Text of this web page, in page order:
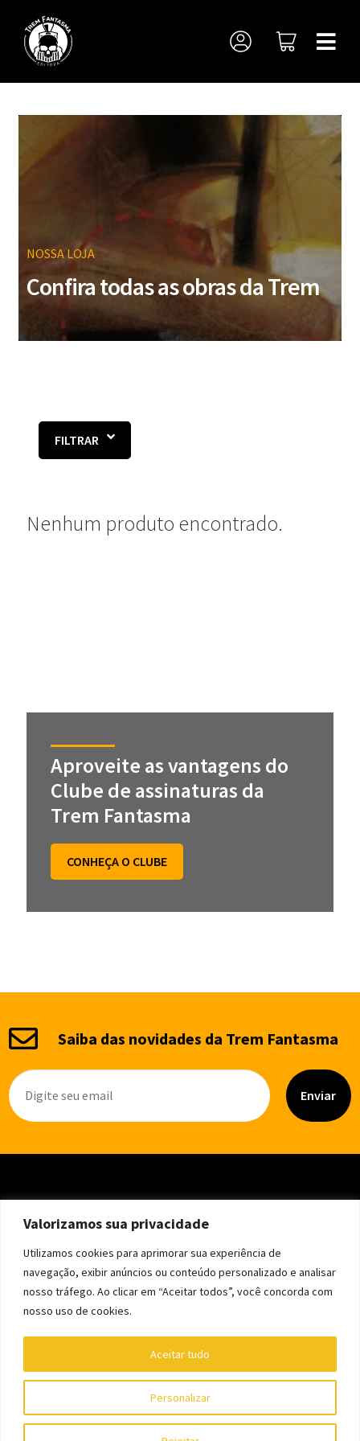
Valorizamos sua privacidade
Utilizamos cookies para aprimorar sua experiência de
navegação, exibir anúncios ou conteúdo personalizado e analisar
nosso tráfego. Ao clicar em “Aceitar todos”, você concorda com
nosso uso de cookies.
Personalizar
Aceitar tudo
NOSSA LOJA
Confira todas as obras da Trem
FILTRAR
Nenhum produto encontrado.
Aproveite as vantagens do
Clube de assinaturas da
Trem Fantasma
CONHEÇA O CLUBE
Saiba das novidades da Trem Fantasma
Enviar
Copyright © Editora Trem Fantasma - CNPJ 39.240.202/0001-46